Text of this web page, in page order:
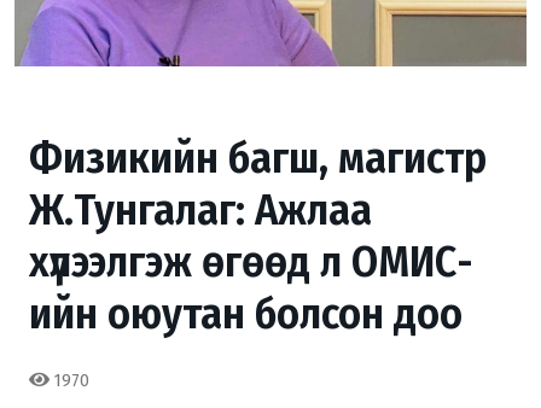
Физикийн багш, магистр
Ж.Тунгалаг: Ажлаа
хүлээлгэж өгөөд л ОМИС-
ийн оюутан болсон доо
1970